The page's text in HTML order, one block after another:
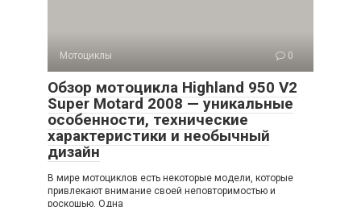
Мотоциклы 0
Обзор мотоцикла Highland 950 V2
Super Motard 2008 — уникальные
особенности, технические
характеристики и необычный
дизайн
В мире мотоциклов есть некоторые модели, которые
привлекают внимание своей неповторимостью и
роскошью. Одна